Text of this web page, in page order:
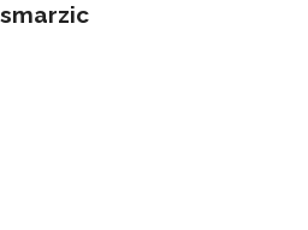
smarzic